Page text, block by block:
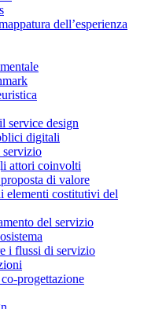
dell’esperienza
service design
digitali
attori coinvolti
di valore
elementi costitutivi del
del servizio
i flussi di servizio
progettazione